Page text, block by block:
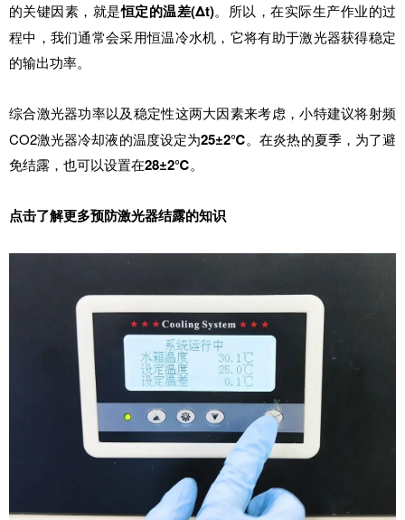
的关键因素，就是恒定的温差(Δt)。所以，在实际生产作业的过
程中，我们通常会采用恒温冷水机，它将有助于激光器获得稳定
的输出功率。
综合激光器功率以及稳定性这两大因素来考虑，小特建议将射频
CO2激光器冷却液的温度设定为25±2℃。在炎热的夏季，为了避
免结露，也可以设置在28±2℃。
点击了解更多预防激光器结露的知识